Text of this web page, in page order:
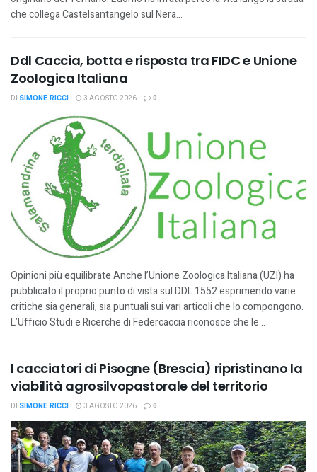
che collega Castelsantangelo sul Nera...
Ddl Caccia, botta e risposta tra FIDC e Unione
Zoologica Italiana
DI SIMONE RICCI 3 AGOSTO 2026 0
Opinioni più equilibrate Anche l’Unione Zoologica Italiana (UZI) ha
pubblicato il proprio punto di vista sul DDL 1552 esprimendo varie
critiche sia generali, sia puntuali sui vari articoli che lo compongono.
L’Ufficio Studi e Ricerche di Federcaccia riconosce che le...
I cacciatori di Pisogne (Brescia) ripristinano la
viabilità agrosilvopastorale del territorio
DI SIMONE RICCI 3 AGOSTO 2026 0